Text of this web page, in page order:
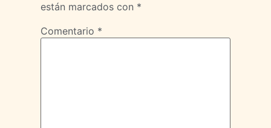
están marcados con *
Comentario *